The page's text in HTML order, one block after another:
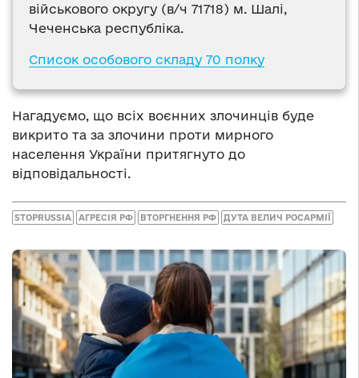
військового округу (в/ч 71718) м. Шалі,
Чеченська республіка.
Список особового складу 70 полку
Нагадуємо, що всіх воєнних злочинців буде
викрито та за злочини проти мирного
населення України притягнуто до
відповідальності.
STOPRUSSIA АГРЕСІЯ РФ ВТОРГНЕННЯ РФ ДУТА ВЕЛИЧ РОСАРМІЇ